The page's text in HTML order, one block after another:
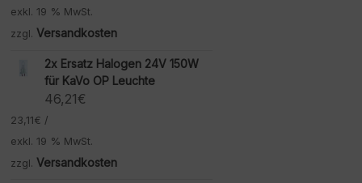
war:
exkl. 19 % MwSt.
zzgl. Versandkosten
2x Ersatz Halogen 24V 150W
für KaVo OP Leuchte
46,21€
23,11€ /
exkl. 19 % MwSt.
zzgl. Versandkosten